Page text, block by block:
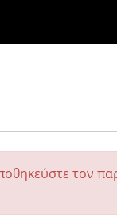
τον